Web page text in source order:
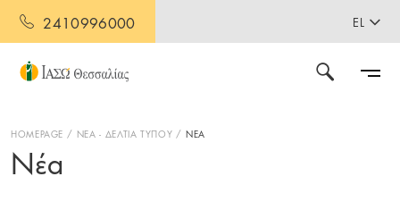
2410996000 EL
HOMEPAGE ΝΕΑ - ΔΕΛΤΙΑ ΤΥΠΟΥ ΝΕΑ
Νέα